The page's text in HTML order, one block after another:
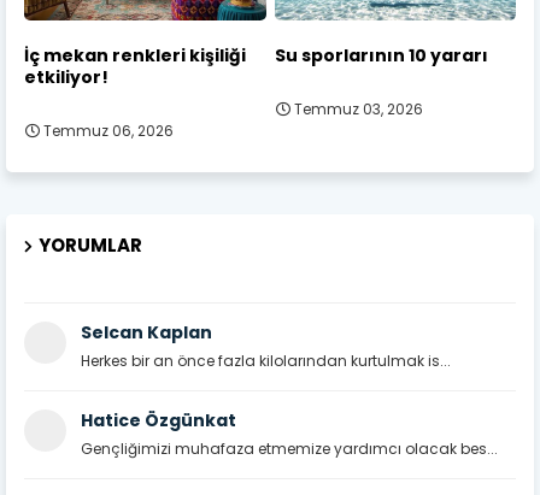
İç mekan renkleri kişiliği
etkiliyor!
Temmuz 06, 2026
Su sporlarının 10 yararı
Temmuz 03, 2026
YORUMLAR
Selcan Kaplan
Herkes bir an önce fazla kilolarından kurtulmak is...
Hatice Özgünkat
Gençliğimizi muhafaza etmemize yardımcı olacak bes...